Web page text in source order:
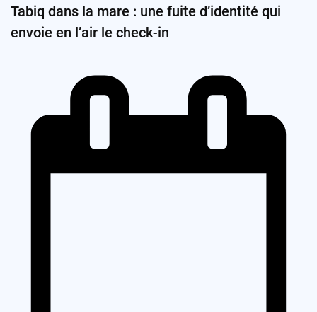
Tabiq dans la mare : une fuite d’identité qui
envoie en l’air le check-in